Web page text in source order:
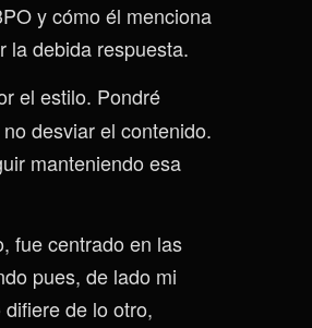
y cómo él menciona
la debida respuesta.
el estilo. Pondré
desviar el contenido.
manteniendo esa
fue centrado en las
pues, de lado mi
de lo otro,